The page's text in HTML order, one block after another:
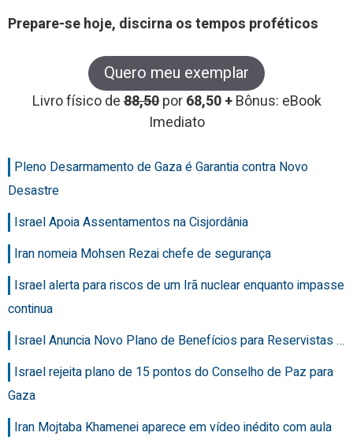
Prepare-se hoje, discirna os tempos proféticos
Quero meu exemplar
Livro físico de88,50 por68,50 +Bônus: eBook
Imediato
Pleno Desarmamento de Gaza é Garantia contra Novo
Desastre
Israel Apoia Assentamentos na Cisjordânia
Iran nomeia Mohsen Rezai chefe de segurança
Israel alerta para riscos de um Irã nuclear enquanto impasse
continua
Israel Anuncia Novo Plano de Benefícios para Reservistas …
Israel rejeita plano de 15 pontos do Conselho de Paz para
Gaza
Iran Mojtaba Khamenei aparece em vídeo inédito com aula